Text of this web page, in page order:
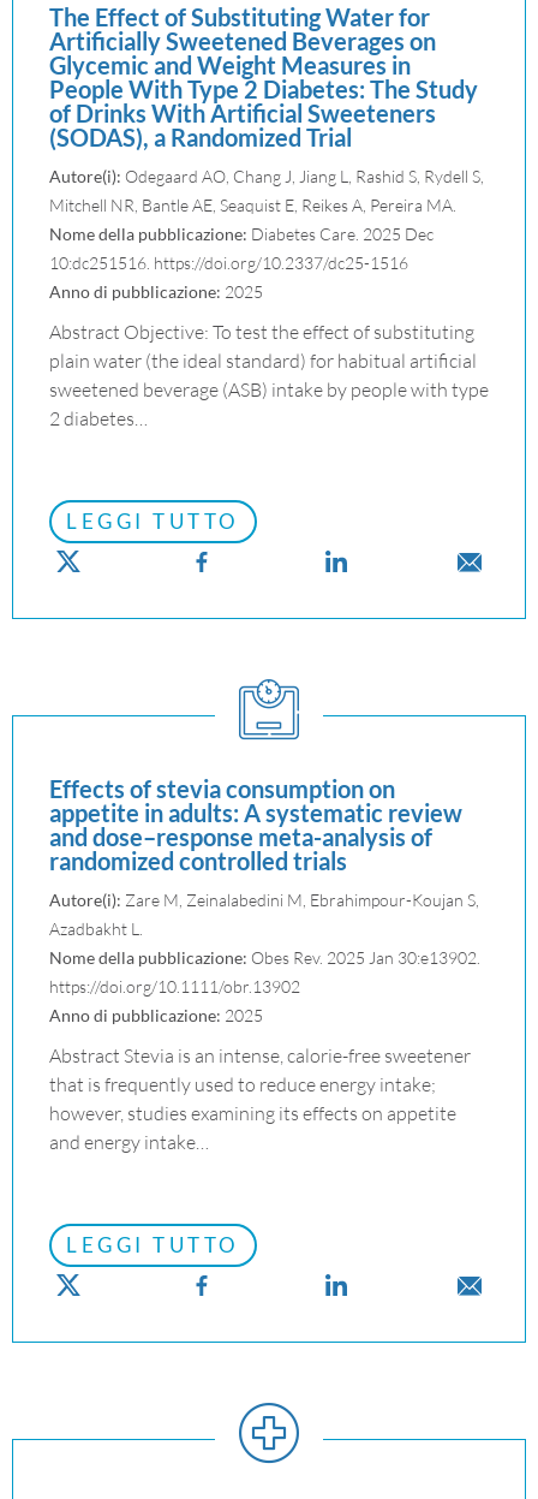
The Effect of Substituting Water for
Artificially Sweetened Beverages on
Glycemic and Weight Measures in
People With Type 2 Diabetes: The Study
of Drinks With Artificial Sweeteners
(SODAS), a Randomized Trial
Autore(i): Odegaard AO, Chang J, Jiang L, Rashid S, Rydell S,
Mitchell NR, Bantle AE, Seaquist E, Reikes A, Pereira MA.
Nome della pubblicazione: Diabetes Care. 2025 Dec
10:dc251516. https://doi.org/10.2337/dc25-1516
Anno di pubblicazione: 2025
Abstract Objective: To test the effect of substituting
plain water (the ideal standard) for habitual artificial
sweetened beverage (ASB) intake by people with type
2 diabetes…
LEGGI TUTTO
Effects of stevia consumption on
appetite in adults: A systematic review
and dose–response meta-analysis of
randomized controlled trials
Autore(i): Zare M, Zeinalabedini M, Ebrahimpour-Koujan S,
Azadbakht L.
Nome della pubblicazione: Obes Rev. 2025 Jan 30:e13902.
https://doi.org/10.1111/obr.13902
Anno di pubblicazione: 2025
Abstract Stevia is an intense, calorie-free sweetener
that is frequently used to reduce energy intake;
however, studies examining its effects on appetite
and energy intake…
LEGGI TUTTO